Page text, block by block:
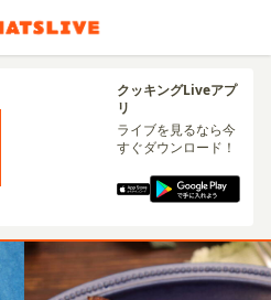
クッキングLiveアプ
リ
ライブを見るなら今
すぐダウンロード！